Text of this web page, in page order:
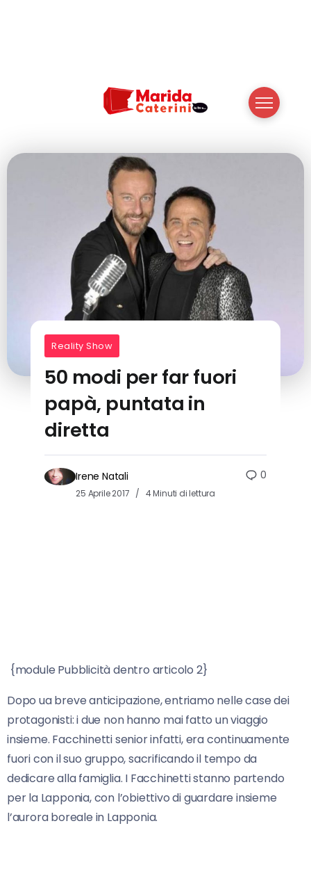
Reality Show
50 modi per far fuori
papà, puntata in
diretta
Irene Natali
25 Aprile 2017 4 Minuti di lettura
0
{module Pubblicità dentro articolo 2}
Dopo ua breve anticipazione, entriamo nelle case dei
protagonisti: i due non hanno mai fatto un viaggio
insieme. Facchinetti senior infatti, era continuamente
fuori con il suo gruppo, sacrificando il tempo da
dedicare alla famiglia. I Facchinetti stanno partendo
per la Lapponia, con l’obiettivo di guardare insieme
l’aurora boreale in Lapponia.